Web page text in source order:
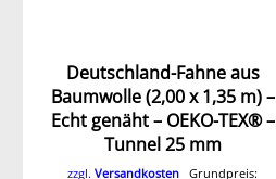
Deutschland-Fahne aus
Baumwolle (2,00 x 1,35 m) –
Echt genäht – OEKO-TEX® –
Tunnel 25 mm
zzgl.Versandkosten Grundpreis: